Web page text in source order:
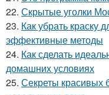
22. Скрытые уголки
23. Как убрать краску
эффективные методы
24. Как сделать
домашних условиях
25. Секреты красивых